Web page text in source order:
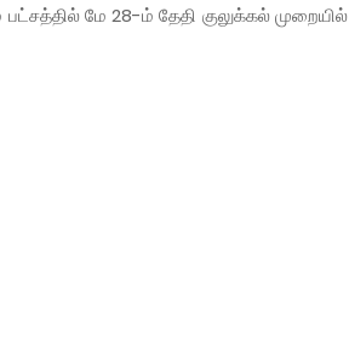
மே 28-ம் தேதி குலுக்கல் முறையில்